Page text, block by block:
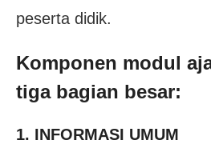
peserta didik.
Komponen modul
tiga bagian besar:
1. INFORMASI UMUM